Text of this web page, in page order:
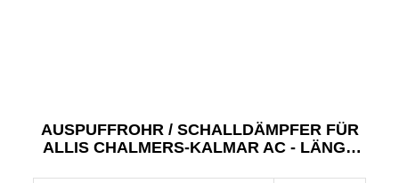
AUSPUFFROHR / SCHALLDÄMPFER FÜR
ALLIS CHALMERS-KALMAR AC - LÄNGE